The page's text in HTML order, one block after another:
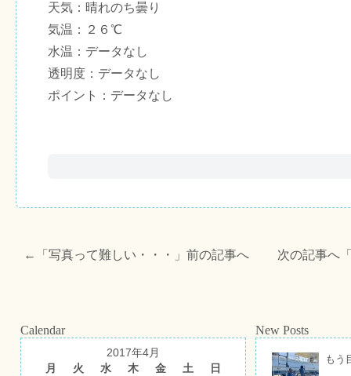
天気：晴れのち曇り
気温：２６℃
水温：データなし
透明度：データなし
ポイント：データなし
←「 写真って難しい・・・ 」前の記事へ 次の記事へ
Calendar
2017年4月
月
火 水 木 金 土
日
New Posts
もう